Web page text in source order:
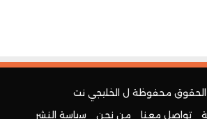
محفوظة ل الخليجي نت
تواصل معنا من نحن سياسة النشر